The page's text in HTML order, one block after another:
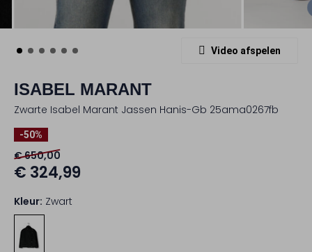
Video afspelen
ISABEL MARANT
Zwarte Isabel Marant Jassen Hanis-Gb 25ama0267fb
-50%
€ 650,00
€ 324,99
Kleur: Zwart